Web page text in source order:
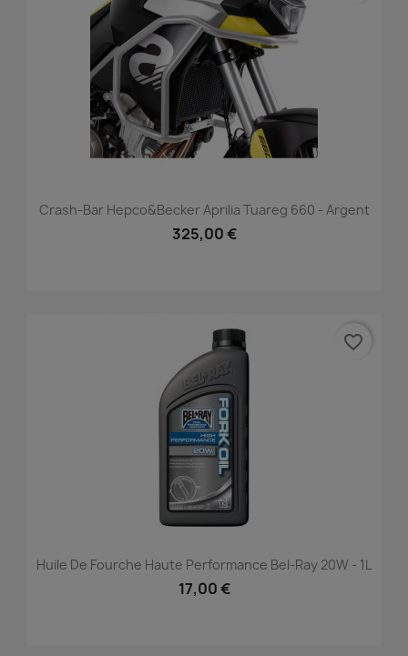
Crash-Bar Hepco&Becker Aprilia Tuareg 660 - Argent
325,00 €
Huile De Fourche Haute Performance Bel-Ray 20W - 1L
17,00 €
favorite_border